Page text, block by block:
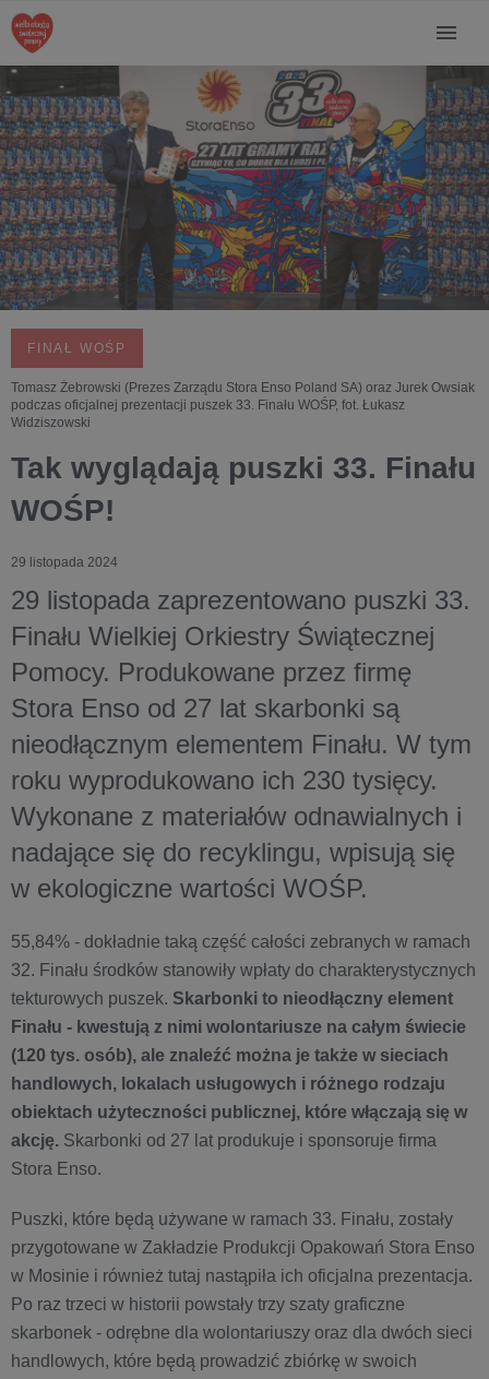
FINAŁ WOŚP
Tomasz Żebrowski (Prezes Zarządu Stora Enso Poland SA) oraz Jurek Owsiak
podczas oficjalnej prezentacji puszek 33. Finału WOŚP, fot. Łukasz
Widziszowski
Tak wyglądają puszki 33. Finału
WOŚP!
29 listopada 2024
29 listopada zaprezentowano puszki 33.
Finału Wielkiej Orkiestry Świątecznej
Pomocy. Produkowane przez firmę
Stora Enso od 27 lat skarbonki są
nieodłącznym elementem Finału. W tym
roku wyprodukowano ich 230 tysięcy.
Wykonane z materiałów odnawialnych i
nadające się do recyklingu, wpisują się
w ekologiczne wartości WOŚP.
55,84% - dokładnie taką część całości zebranych w ramach
32. Finału środków stanowiły wpłaty do charakterystycznych
tekturowych puszek. Skarbonki to nieodłączny element
Finału - kwestują z nimi wolontariusze na całym świecie
(120 tys. osób), ale znaleźć można je także w sieciach
handlowych, lokalach usługowych i różnego rodzaju
obiektach użyteczności publicznej, które włączają się w
akcję. Skarbonki od 27 lat produkuje i sponsoruje firma
Stora Enso.
Puszki, które będą używane w ramach 33. Finału, zostały
przygotowane w Zakładzie Produkcji Opakowań Stora Enso
w Mosinie i również tutaj nastąpiła ich oficjalna prezentacja.
Po raz trzeci w historii powstały trzy szaty graficzne
skarbonek - odrębne dla wolontariuszy oraz dla dwóch sieci
handlowych, które będą prowadzić zbiórkę w swoich